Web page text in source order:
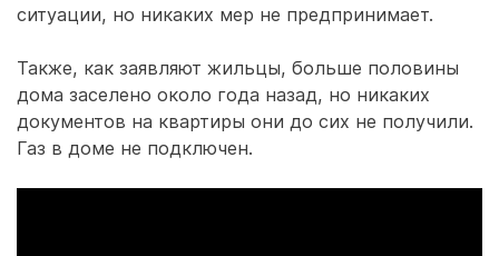
ситуации, но никаких мер не предпринимает.
Также, как заявляют жильцы, больше половины
дома заселено около года назад, но никаких
документов на квартиры они до сих не получили.
Газ в доме не подключен.